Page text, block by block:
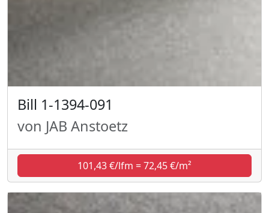
Bill 1-1394-091
von JAB Anstoetz
101,43 €/lfm = 72,45 €/m²